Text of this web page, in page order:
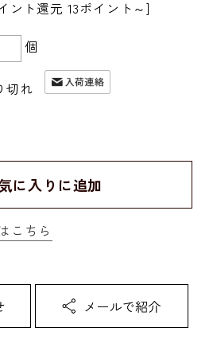
ント還元 13ポイント～]
個
切れ
に入りに追加
こちら